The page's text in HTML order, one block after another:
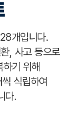
개입니다.
, 사고 등으로
기 위해
식립하여
다.